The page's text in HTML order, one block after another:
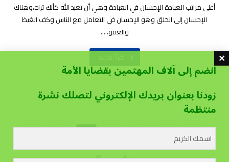
أعلى مراتب العبادة الإحسان في العبادة وهي أن تعبد الله كأنك تراه،وهناك
الإحسان إلى الخلق وهو الإحسان في التعامل مع الناس وكف الغيظ
والعفو. ...
٨٠
انضم إلى آلاف المهتمين بقضايا الأمة
زودنا بعنوان بريدك الإلكتروني لتصلك نشرة
منتظمة